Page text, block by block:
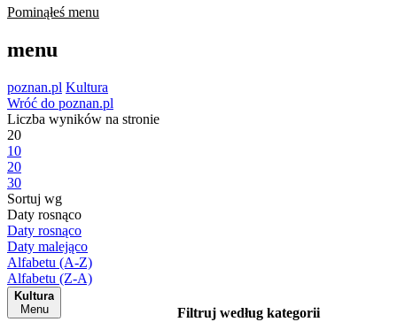
Pominąłeś menu
menu
poznan.pl Kultura
Wróć do poznan.pl
Liczba wyników na stronie
20
10
20
30
Sortuj wg
Daty rosnąco
Daty rosnąco
Daty malejąco
Alfabetu (A-Z)
Alfabetu (Z-A)
Kultura
Menu
Filtruj według kategorii